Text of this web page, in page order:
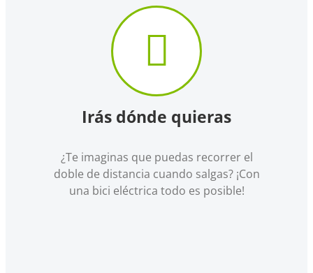
Irás dónde quieras
¿Te imaginas que puedas recorrer el
doble de distancia cuando salgas? ¡Con
una bici eléctrica todo es posible!